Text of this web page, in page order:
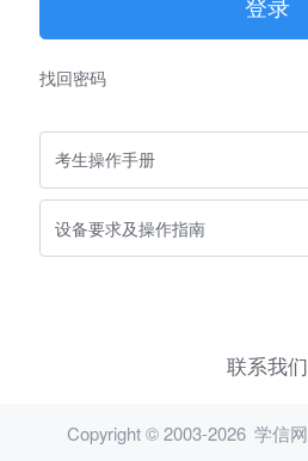
找回密码
考生操作手册
设备要求及操作指南
联系我们
Copyright © 2003-2026 学信网